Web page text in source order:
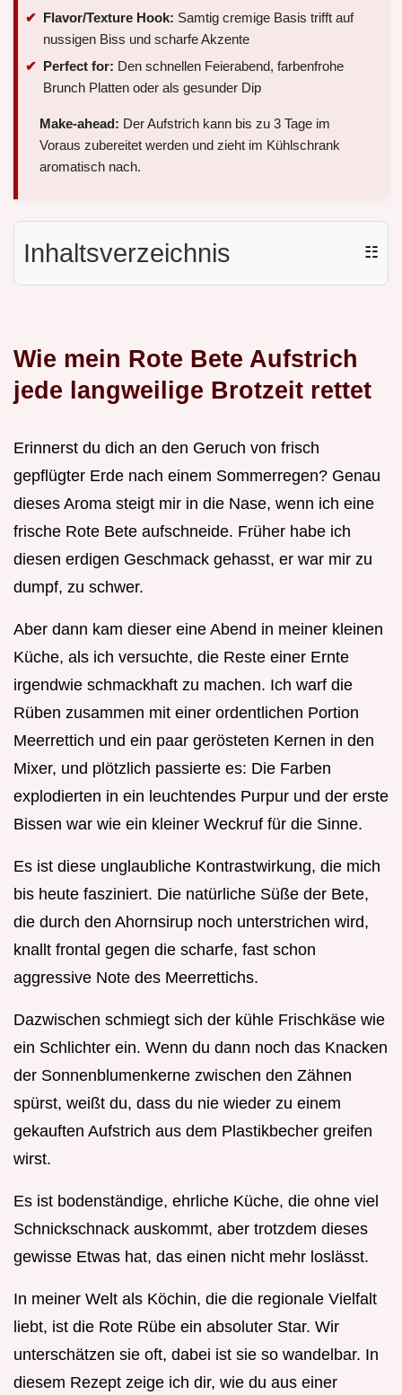
Flavor/Texture Hook: Samtig cremige Basis trifft auf
nussigen Biss und scharfe Akzente
Perfect for: Den schnellen Feierabend, farbenfrohe
Brunch Platten oder als gesunder Dip
Make-ahead: Der Aufstrich kann bis zu 3 Tage im
Voraus zubereitet werden und zieht im Kühlschrank
aromatisch nach.
Inhaltsverzeichnis ☷
Wie mein Rote Bete Aufstrich
jede langweilige Brotzeit rettet
Erinnerst du dich an den Geruch von frisch
gepflügter Erde nach einem Sommerregen? Genau
dieses Aroma steigt mir in die Nase, wenn ich eine
frische Rote Bete aufschneide. Früher habe ich
diesen erdigen Geschmack gehasst, er war mir zu
dumpf, zu schwer.
Aber dann kam dieser eine Abend in meiner kleinen
Küche, als ich versuchte, die Reste einer Ernte
irgendwie schmackhaft zu machen. Ich warf die
Rüben zusammen mit einer ordentlichen Portion
Meerrettich und ein paar gerösteten Kernen in den
Mixer, und plötzlich passierte es: Die Farben
explodierten in ein leuchtendes Purpur und der erste
Bissen war wie ein kleiner Weckruf für die Sinne.
Es ist diese unglaubliche Kontrastwirkung, die mich
bis heute fasziniert. Die natürliche Süße der Bete,
die durch den Ahornsirup noch unterstrichen wird,
knallt frontal gegen die scharfe, fast schon
aggressive Note des Meerrettichs.
Dazwischen schmiegt sich der kühle Frischkäse wie
ein Schlichter ein. Wenn du dann noch das Knacken
der Sonnenblumenkerne zwischen den Zähnen
spürst, weißt du, dass du nie wieder zu einem
gekauften Aufstrich aus dem Plastikbecher greifen
wirst.
Es ist bodenständige, ehrliche Küche, die ohne viel
Schnickschnack auskommt, aber trotzdem dieses
gewisse Etwas hat, das einen nicht mehr loslässt.
In meiner Welt als Köchin, die die regionale Vielfalt
liebt, ist die Rote Rübe ein absoluter Star. Wir
unterschätzen sie oft, dabei ist sie so wandelbar. In
diesem Rezept zeige ich dir, wie du aus einer